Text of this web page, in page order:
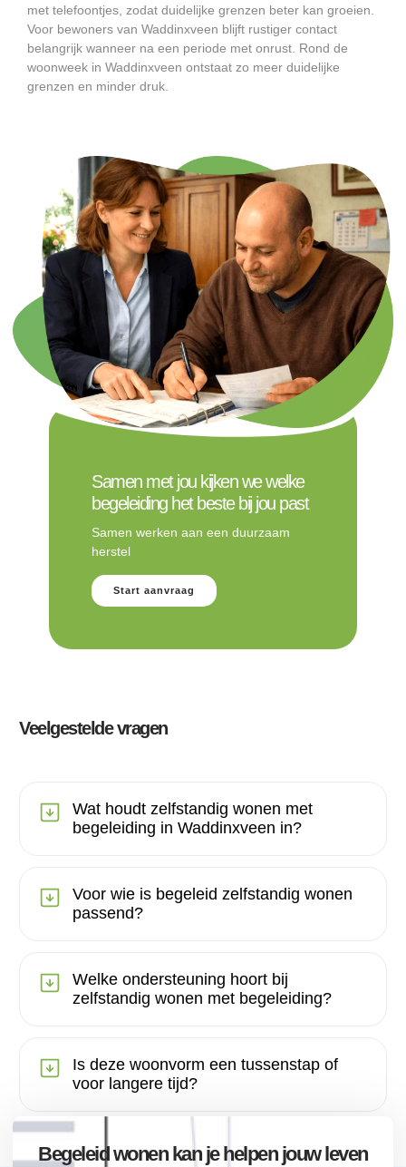
met telefoontjes, zodat duidelijke grenzen beter kan groeien.
Voor bewoners van Waddinxveen blijft rustiger contact
belangrijk wanneer na een periode met onrust. Rond de
woonweek in Waddinxveen ontstaat zo meer duidelijke
grenzen en minder druk.
Samen met jou kijken we welke
begeleiding het beste bij jou past
Samen werken aan een duurzaam
herstel
Start aanvraag
Veelgestelde vragen
Wat houdt zelfstandig wonen met
begeleiding in Waddinxveen in?
Voor wie is begeleid zelfstandig wonen
passend?
Welke ondersteuning hoort bij
zelfstandig wonen met begeleiding?
Is deze woonvorm een tussenstap of
voor langere tijd?
Begeleid wonen kan je helpen jouw leven